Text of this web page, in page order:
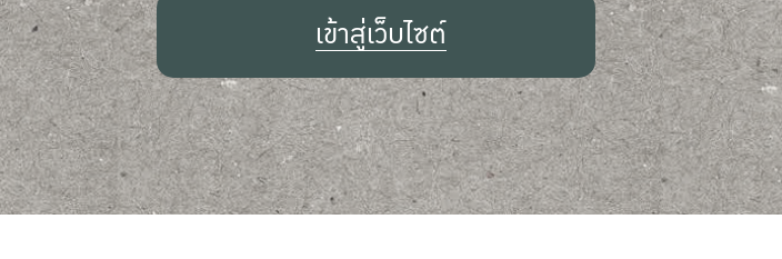
เข้าสู่เว็บไซต์